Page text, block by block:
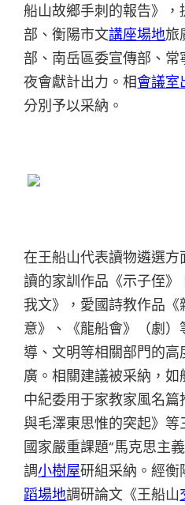
船山故鄉手刺的報告》
部、衡陽市文講座場地旅
部、南岳區委宣傳部、
夜會獻計出力。相會議室
分別予以采納。
在王船山代表讀物遴選
讀的家訓作品《示子侄
我文》，愛國詩教作品《
意》、《龍船會》（劇
導、文明等相關部門的高
廣。相關建議被采納，
中紀委用于家教家風名
與毛澤東思惟的突起》
國家嚴重課題“馬克思主
調小樹屋研組采納。經衡
蹈場地調研論文《王船山